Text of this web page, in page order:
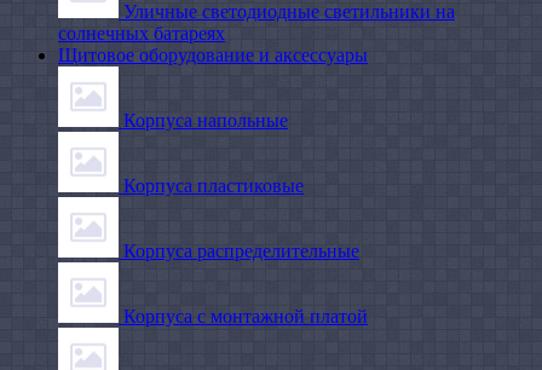
Уличные светодиодные светильники на
солнечных батареях
Щитовое оборудование и аксессуары
Корпуса напольные
Корпуса пластиковые
Корпуса распределительные
Корпуса с монтажной платой